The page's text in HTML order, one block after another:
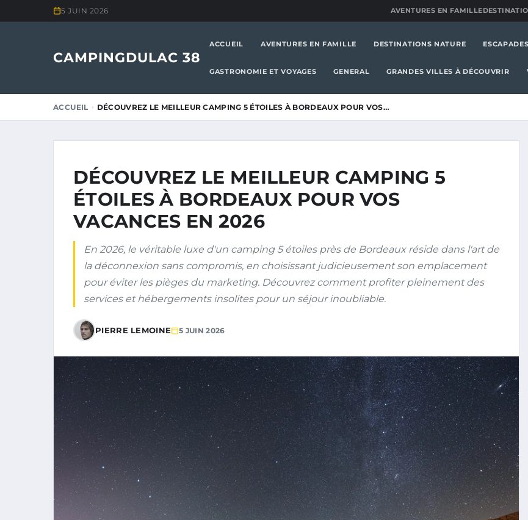
5 JUIN 2026 AVENTURES EN FAMILLE
CAMPINGDULAC 38
ACCUEIL AVENTURES EN FAMILLE DESTINATIONS NATURE
GASTRONOMIE ET VOYAGES GENERAL GRANDES VILLES À DÉCOUVRIR
ACCUEIL DÉCOUVREZ LE MEILLEUR CAMPING 5 ÉTOILES À BORDEAUX POUR VOS…
DÉCOUVREZ LE MEILLEUR CAMPING 5
ÉTOILES À BORDEAUX POUR VOS
VACANCES EN 2026
En 2026, le véritable luxe d'un camping 5 étoiles près de Bordeaux réside dans l'art de
la déconnexion sans compromis, en choisissant judicieusement son emplacement
pour éviter les pièges du marketing. Découvrez comment profiter pleinement des
services et hébergements insolites pour un séjour inoubliable.
PIERRE LEMOINE 5 JUIN 2026